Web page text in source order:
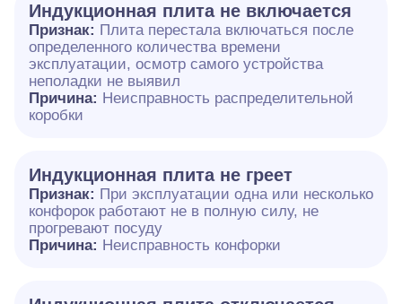
Индукционная плита не включается
Признак: Плита перестала включаться после
определенного количества времени
эксплуатации, осмотр самого устройства
неполадки не выявил
Причина: Неисправность распределительной
коробки
Индукционная плита не греет
Признак: При эксплуатации одна или несколько
конфорок работают не в полную силу, не
прогревают посуду
Причина: Неисправность конфорки